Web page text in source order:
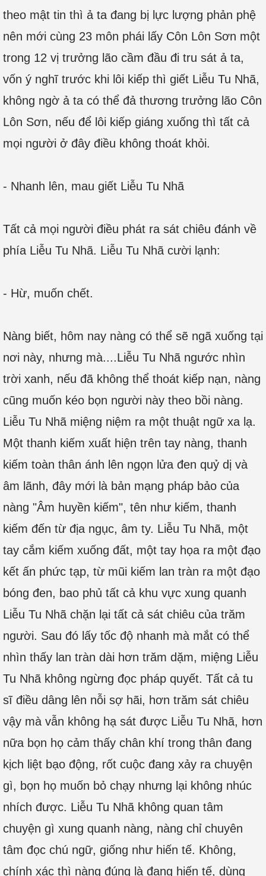
theo mật tin thì ả ta đang bị lực lượng phản phệ
nên mới cùng 23 môn phái lấy Côn Lôn Sơn một
trong 12 vị trưởng lão cầm đầu đi tru sát ả ta,
vốn ý nghĩ trước khi lôi kiếp thì giết Liễu Tu Nhã,
không ngờ ả ta có thể đả thương trưởng lão Côn
Lôn Sơn, nếu để lôi kiếp giáng xuống thì tất cả
mọi người ở đây điều không thoát khỏi.
- Nhanh lên, mau giết Liễu Tu Nhã
Tất cả mọi người điều phát ra sát chiêu đánh về
phía Liễu Tu Nhã. Liễu Tu Nhã cười lạnh:
- Hừ, muốn chết.
Nàng biết, hôm nay nàng có thể sẽ ngã xuống tại
nơi này, nhưng mà....Liễu Tu Nhã ngước nhìn
trời xanh, nếu đã không thể thoát kiếp nạn, nàng
cũng muốn kéo bọn người này theo bồi nàng.
Liễu Tu Nhã miệng niệm ra một thuật ngữ xa lạ.
Một thanh kiếm xuất hiện trên tay nàng, thanh
kiếm toàn thân ánh lên ngọn lửa đen quỷ dị và
âm lãnh, đây mới là bản mạng pháp bảo của
nàng "Âm huyền kiếm", tên như kiếm, thanh
kiếm đến từ địa ngục, âm ty. Liễu Tu Nhã, một
tay cắm kiếm xuống đất, một tay họa ra một đạo
kết ấn phức tạp, từ mũi kiếm lan tràn ra một đạo
bóng đen, bao phủ tất cả khu vực xung quanh
Liễu Tu Nhã chặn lại tất cả sát chiêu của trăm
người. Sau đó lấy tốc độ nhanh mà mắt có thể
nhìn thấy lan tràn dài hơn trăm dặm, miệng Liễu
Tu Nhã không ngừng đọc pháp quyết. Tất cả tu
sĩ điều dâng lên nỗi sợ hãi, hơn trăm sát chiêu
vậy mà vẫn không hạ sát được Liễu Tu Nhã, hơn
nữa bọn họ cảm thấy chân khí trong thân đang
kịch liệt bạo động, rốt cuộc đang xảy ra chuyện
gì, bọn họ muốn bỏ chạy nhưng lại không nhúc
nhích được. Liễu Tu Nhã không quan tâm
chuyện gì xung quanh nàng, nàng chỉ chuyên
tâm đọc chú ngữ, giống như hiến tế. Không,
chính xác thì nàng đúng là đang hiến tế, dùng